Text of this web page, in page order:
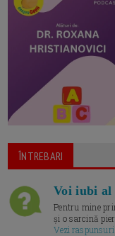
ÎNTREBARI
Voi iubi al
Pentru mine
și o sarcină
Vezi raspunsuri